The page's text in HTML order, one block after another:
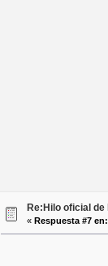
Re:Hilo oficial de
« Respuesta #7 en: